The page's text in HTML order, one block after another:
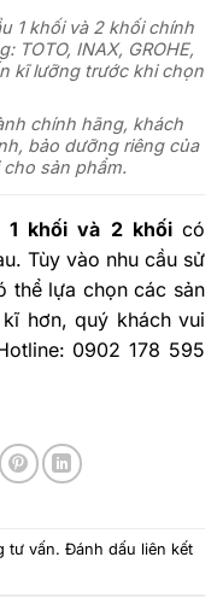
1 khối và 2 khối chính
TOTO, INAX, GROHE,
kĩ lưỡng trước khi chọn
chính hãng, khách
bảo dưỡng riêng của
sản phẩm.
1 khối và 2 khối có
Tùy vào nhu cầu sử
thể lựa chọn các sản
hơn, quý khách vui
0902 178 595
tư vấn. Đánh dấu liên kết